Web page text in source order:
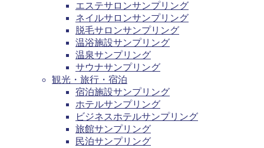
エステサロンサンプリング
ネイルサロンサンプリング
脱毛サロンサンプリング
温浴施設サンプリング
温泉サンプリング
サウナサンプリング
観光・旅行・宿泊
宿泊施設サンプリング
ホテルサンプリング
ビジネスホテルサンプリング
旅館サンプリング
民泊サンプリング